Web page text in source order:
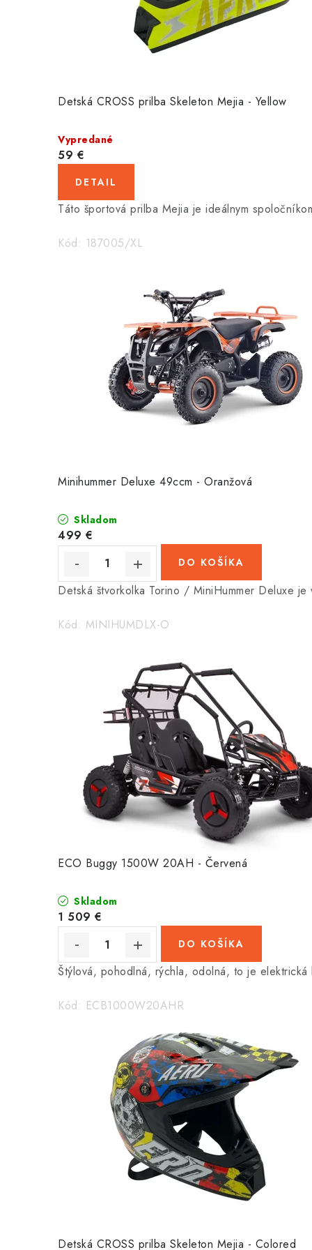
Detská CROSS prilba Skeleton Mejia - Yellow
Vypredané
59 €
DETAIL
Táto športová prilba Mejia je ideálnym
Kód: 187005/XL
Minihummer Deluxe 49ccm - Oranžová
Skladom
499 €
DO KOŠÍKA
Detská štvorkolka Torino / MiniHummer Deluxe
Kód: MINIHUMDLX-O
ECO Buggy 1500W 20AH - Červená
Skladom
1 509 €
DO KOŠÍKA
Štýlová, pohodlná, rýchla, odolná, to je
Kód: ECB1000W20AHR
Detská CROSS prilba Skeleton Mejia - Colored